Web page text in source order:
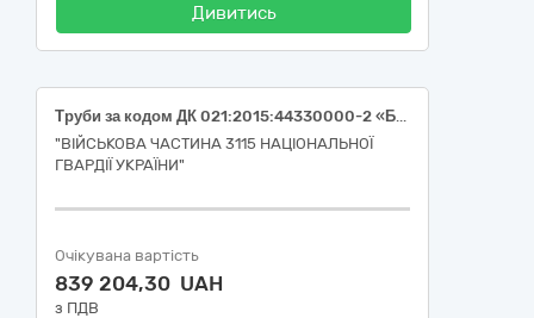
Дивитись
Труби за кодом ДК 021:2015:44330000-2 «Будівельні прути, стрижні, дроти та профілі»
"ВІЙСЬКОВА ЧАСТИНА 3115 НАЦІОНАЛЬНОЇ
ГВАРДІЇ УКРАЇНИ"
Очікувана вартість
839 204,30 UAH
з ПДВ